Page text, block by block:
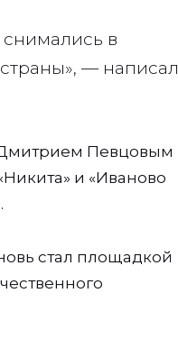
в
— написал
Дмитрием Певцовым
и «Иваново
стал площадкой